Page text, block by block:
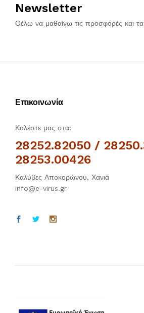
Newsletter
Θέλω να μαθαίνω τις προσφορές και τα
Επικοινωνία
Καλέστε μας στα:
28252.82050 /
28253.00426
Καλύβες Αποκορώνου, Χανιά
info@e-virus.gr